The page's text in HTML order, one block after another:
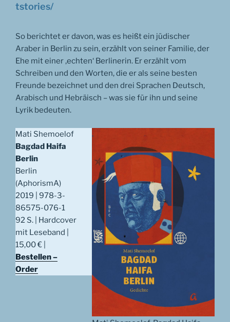
tstories/
So berichtet er davon, was es heißt ein jüdischer
Araber in Berlin zu sein, erzählt von seiner Familie, der
Ehe mit einer ‚echten‘ Berlinerin. Er erzählt vom
Schreiben und den Worten, die er als seine besten
Freunde bezeichnet und den drei Sprachen Deutsch,
Arabisch und Hebräisch – was sie für ihn und seine
Lyrik bedeuten.
Mati Shemoelof
Bagdad Haifa
Berlin
Berlin
(AphorismA)
2019 | 978-3-
86575-076-1
92 S. | Hardcover
mit Leseband |
15,00 € |
Bestellen –
Order